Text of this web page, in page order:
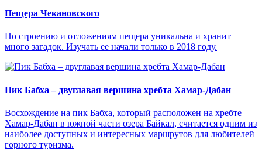
Пещера Чекановского
По строению и отложениям пещера уникальна и хранит
много загадок. Изучать ее начали только в 2018 году.
Пик Бабха – двуглавая вершина хребта Хамар-Дабан
Восхождение на пик Бабха, который расположен на хребте
Хамар-Дабан в южной части озера Байкал, считается одним из
наиболее доступных и интересных маршрутов для любителей
горного туризма.